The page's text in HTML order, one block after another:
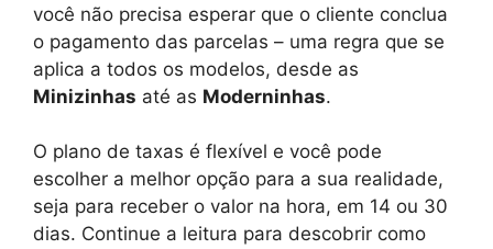
você não precisa esperar que o cliente conclua
o pagamento das parcelas – uma regra que se
aplica a todos os modelos, desde as
Minizinhas até as Moderninhas.
O plano de taxas é flexível e você pode
escolher a melhor opção para a sua realidade,
seja para receber o valor na hora, em 14 ou 30
dias. Continue a leitura para descobrir como